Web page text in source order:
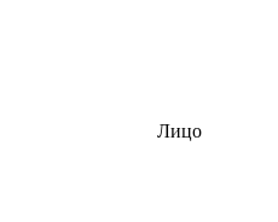
Лицо